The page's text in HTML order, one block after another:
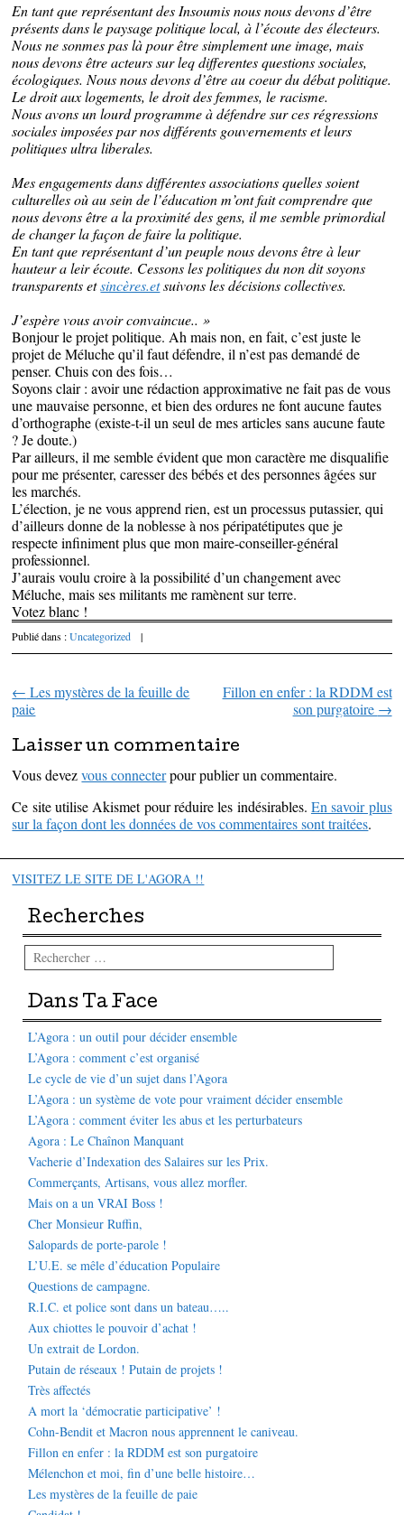
En tant que représentant des Insoumis nous nous devons d’être
présents dans le paysage politique local, à l’écoute des électeurs.
Nous ne sonmes pas là pour être simplement une image, mais
nous devons être acteurs sur leq differentes questions sociales,
écologiques. Nous nous devons d’être au coeur du débat politique.
Le droit aux logements, le droit des femmes, le racisme.
Nous avons un lourd programme à défendre sur ces régressions
sociales imposées par nos différents gouvernements et leurs
politiques ultra liberales.
Mes engagements dans différentes associations quelles soient
culturelles où au sein de l’éducation m’ont fait comprendre que
nous devons être a la proximité des gens, il me semble primordial
de changer la façon de faire la politique.
En tant que représentant d’un peuple nous devons être à leur
hauteur a leir écoute. Cessons les politiques du non dit soyons
transparents etsincères.etsuivons les décisions collectives.
J’espère vous avoir convaincue.. »
Bonjour le projet politique. Ah mais non, en fait, c’est juste le
projet de Méluche qu’il faut défendre, il n’est pas demandé de
penser. Chuis con des fois…
Soyons clair : avoir une rédaction approximative ne fait pas de vous
une mauvaise personne, et bien des ordures ne font aucune fautes
d’orthographe (existe-t-il un seul de mes articles sans aucune faute
? Je doute.)
Par ailleurs, il me semble évident que mon caractère me disqualifie
pour me présenter, caresser des bébés et des personnes âgées sur
les marchés.
L’élection, je ne vous apprend rien, est un processus putassier, qui
d’ailleurs donne de la noblesse à nos péripatétiputes que je
respecte infiniment plus que mon maire-conseiller-général
professionnel.
J’aurais voulu croire à la possibilité d’un changement avec
Méluche, mais ses militants me ramènent sur terre.
Votez blanc !
Publié dans :Uncategorized |
Parcourir les articles
← Les mystères de la feuille de
paie
Fillon en enfer : la RDDM est
son purgatoire →
Laisser un commentaire
Vous devezvous connecterpour publier un commentaire.
Ce site utilise Akismet pour réduire les indésirables. En savoir plus
sur la façon dont les données de vos commentaires sont traitées.
VISITEZ LE SITE DE L'AGORA !!
Recherches
Rechercher
Dans Ta Face
L’Agora : un outil pour décider ensemble
L’Agora : comment c’est organisé
Le cycle de vie d’un sujet dans l’Agora
L’Agora : un système de vote pour vraiment décider ensemble
L’Agora : comment éviter les abus et les perturbateurs
Agora : Le Chaînon Manquant
Vacherie d’Indexation des Salaires sur les Prix.
Commerçants, Artisans, vous allez morfler.
Mais on a un VRAI Boss !
Cher Monsieur Ruffin,
Salopards de porte-parole !
L’U.E. se mêle d’éducation Populaire
Questions de campagne.
R.I.C. et police sont dans un bateau…..
Aux chiottes le pouvoir d’achat !
Un extrait de Lordon.
Putain de réseaux ! Putain de projets !
Très affectés
A mort la ‘démocratie participative’ !
Cohn-Bendit et Macron nous apprennent le caniveau.
Fillon en enfer : la RDDM est son purgatoire
Mélenchon et moi, fin d’une belle histoire…
Les mystères de la feuille de paie